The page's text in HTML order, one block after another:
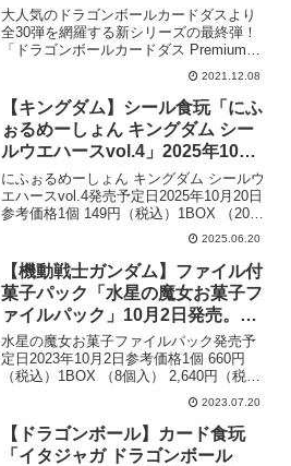
まで全167種を収録。2022年3月
発売。
大人気のドラゴンボールカードダスより
全30弾を網羅する新シリーズの最終弾！
「ドラゴンボールカードダス Premium
set Vol.8」がプレミアムバンダイにて予
約開始！「ドラゴンボールカードダス
Premium set Vol.8」では...
2021.12.08
【キングダム】シール食玩「にふ
ぉるめーしょん キングダム シー
ルウエハースvol.4」2025年10月
発売。全34種。
にふぉるめーしょん キングダム シールウ
エハースvol.4発売予定日2025年10月20日
参考価格1個 149円（税込）1BOX （20個
入） 2,970円（税込）ラインナップシー
ル 全34種メーカーバンダイ〉楽天市場で
予約する商品解説にふ...
2025.06.20
【機動戦士ガンダム】ファイル付
菓子パック「水星の魔女お菓子フ
ァイルパック」10月2日発売。フ
ァイル全8種。
水星の魔女お菓子ファイルパック発売予
定日2023年10月2日参考価格1個 660円
（税込）1BOX （8個入） 2,640円（税
込）ラインナップ全8種メーカーハート楽
天市場で見る商品解説水星の魔女お菓子
ファイルパックが登場。【商品詳細】ラ
イ...
2023.07.20
【ドラゴンボール】カード食玩
「イタジャガ ドラゴンボール